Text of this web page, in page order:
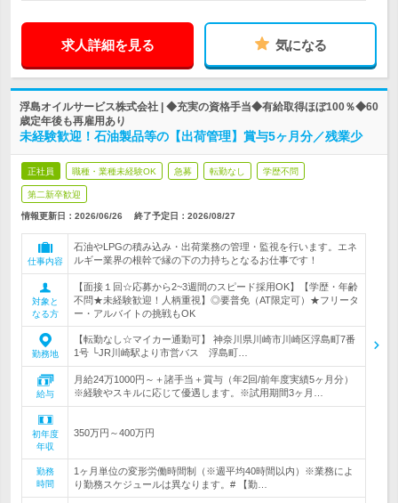
求人詳細を見る 気になる
浮島オイルサービス株式会社 | ◆充実の資格手当◆有給取得ほぼ100％◆60
歳定年後も再雇用あり
未経験歓迎！石油製品等の【出荷管理】賞与5ヶ月分／残業少
正社員 職種・業種未経験OK 急募 転勤なし 学歴不問
第二新卒歓迎
情報更新日：2026/06/26 終了予定日： 2026/08/27
仕事内容
石油やLPGの積み込み・出荷業務の管理・監視を行います。エネ
ルギー業界の根幹で縁の下の力持ちとなるお仕事です！
対象と
なる方
【面接１回☆応募から2~3週間のスピード採用OK】【学歴・年齢
不問★未経験歓迎！人柄重視】◎要普免（AT限定可）★フリータ
ー・アルバイトの挑戦もOK
勤務地
【転勤なし☆マイカー通勤可】 神奈川県川崎市川崎区浮島町7番
1号 └JR川崎駅より市営バス 浮島町…
給与
月給24万1000円～＋諸手当＋賞与（年2回/前年度実績5ヶ月分）
※経験やスキルに応じて優遇します。※試用期間3ヶ月…
初年度
年収
350万円～400万円
勤務
時間
1ヶ月単位の変形労働時間制（※週平均40時間以内）※業務によ
り勤務スケジュールは異なります。# 【勤…